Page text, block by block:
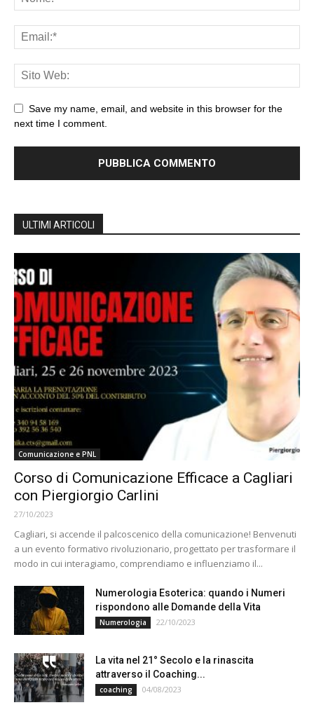
Save my name, email, and website in this browser for the
next time I comment.
ULTIMI ARTICOLI
Comunicazione e PNL
Corso di Comunicazione Efficace a Cagliari
con Piergiorgio Carlini
27/10/2023
Cagliari, si accende il palcoscenico della comunicazione! Benvenuti
a un evento formativo rivoluzionario, progettato per trasformare il
modo in cui interagiamo, comprendiamo e influenziamo il...
Numerologia Esoterica: quando i Numeri
rispondono alle Domande della Vita
Numerologia 22/10/2023
La vita nel 21° Secolo e la rinascita
attraverso il Coaching...
coaching 04/08/2023